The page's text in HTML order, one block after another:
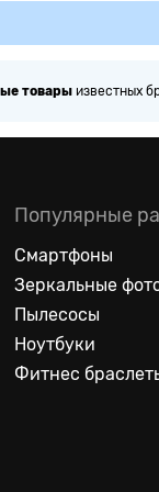
товары известных
Популярные
Смартфоны
Зеркальные
Пылесосы
Ноутбуки
Фитнес